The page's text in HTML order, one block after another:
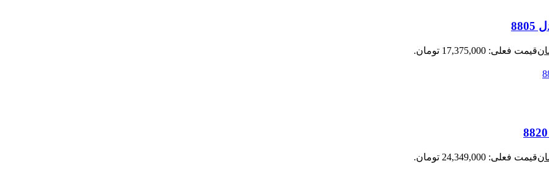
قیمت فعلی: 17,375,000 تومان.
قیمت فعلی: 24,349,000 تومان.